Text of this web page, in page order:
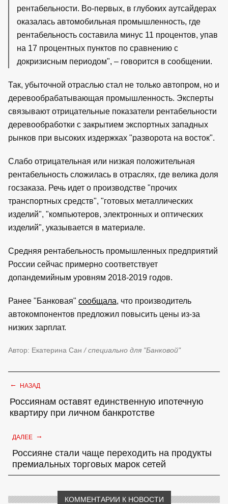
рентабельности. Во-первых, в глубоких аутсайдерах
оказалась автомобильная промышленность, где
рентабельность составила минус 11 процентов, упав
на 17 процентных пунктов по сравнению с
докризисным периодом", – говорится в сообщении.
Так, убыточной отраслью стал не только автопром, но и
деревообрабатывающая промышленность. Эксперты
связывают отрицательные показатели рентабельности
деревообработки с закрытием экспортных западных
рынков при высоких издержках "разворота на восток".
Слабо отрицательная или низкая положительная
рентабельность сложилась в отраслях, где велика доля
госзаказа. Речь идет о производстве "прочих
транспортных средств", "готовых металлических
изделий", "компьютеров, электронных и оптических
изделий", указывается в материале.
Средняя рентабельность промышленных предприятий
России сейчас примерно соответствует
допандемийным уровням 2018-2019 годов.
Ранее "Банковая" сообщала, что производитель
автокомпонентов предложил повысить цены из-за
низких зарплат.
Автор: Екатерина Сан / специально для "Банковой"
← НАЗАД
Россиянам оставят единственную ипотечную
квартиру при личном банкротстве
ДАЛЕЕ →
Россияне стали чаще переходить на продукты
премиальных торговых марок сетей
КОММЕНТАРИИ К НОВОСТИ